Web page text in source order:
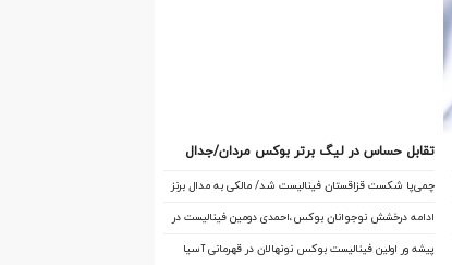
تقابل‌ حساس در لیگ برتر بوکس مردان/جدال
چمی‌پا شکست قزاقستان فینالیست شد/ مالکی به مدال برنز
آسیا رسید
ادامه درخشش نوجوانان بوکس،احمدی دومین فینالیست در
آسیا
پیشه ور اولین فینالیست بوکس نونهالان در قهرمانی آسیا